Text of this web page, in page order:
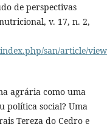
de perspectivas
v. 17, n. 2,
san/article/
agrária como uma
política social? Uma
Tereza do Cedro e